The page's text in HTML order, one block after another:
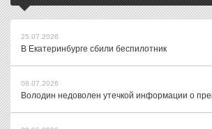
25.07.2026
В Екатеринбурге сбили беспилотник
08.07.2026
Володин недоволен утечкой информации о